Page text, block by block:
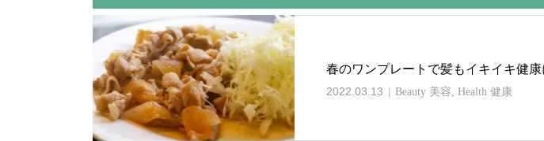
春のワンプレートで髪もイキイキ健康
2022.03.13 Beauty 美容 Health 健康